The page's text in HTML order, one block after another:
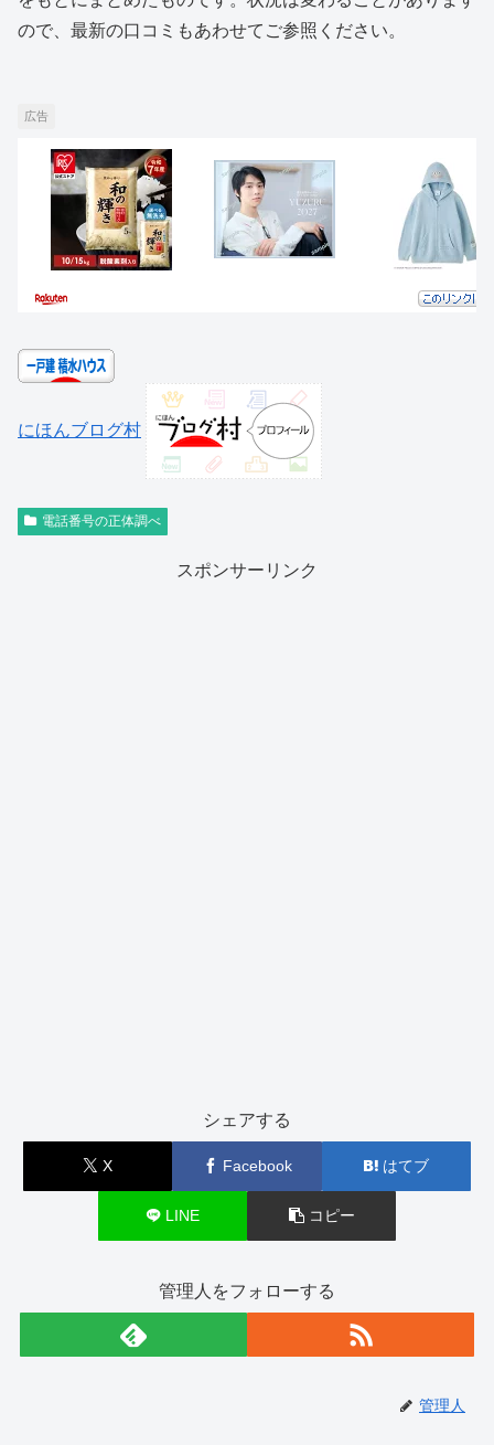
ので、最新の口コミもあわせてご参照ください。
広告
にほんブログ村
電話番号の正体調べ
スポンサーリンク
シェアする
X Facebook はてブ
LINE コピー
管理人をフォローする
管理人